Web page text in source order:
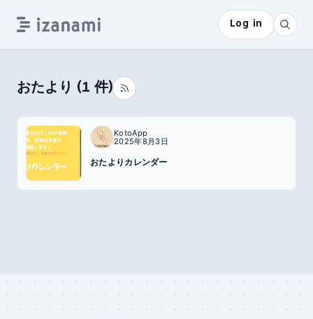
Log in
おたより (1 件)
KotoApp
2025年8月3日
おたよりカレンダー